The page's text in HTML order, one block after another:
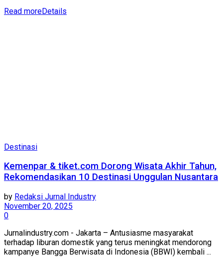
Read moreDetails
Destinasi
Kemenpar & tiket.com Dorong Wisata Akhir Tahun,
Rekomendasikan 10 Destinasi Unggulan Nusantara
by Redaksi Jurnal Industry
November 20, 2025
0
Jurnalindustry.com - Jakarta – Antusiasme masyarakat
terhadap liburan domestik yang terus meningkat mendorong
kampanye Bangga Berwisata di Indonesia (BBWI) kembali ...